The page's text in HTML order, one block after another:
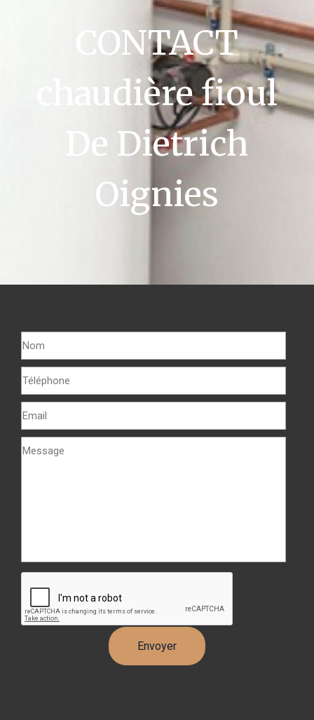
CONTACT
chaudière fioul
De Dietrich
Oignies